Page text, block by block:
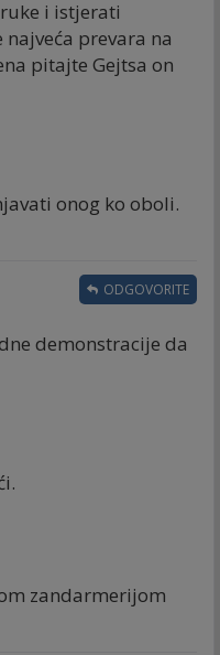
i istjerati
prevara na
pitajte Gejtsa on
onog ko oboli.
demonstracije da
ODGOVORITE
zandarmerijom